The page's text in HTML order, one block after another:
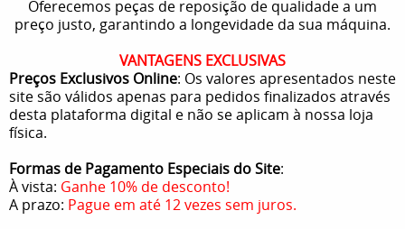
Oferecemos peças de reposição de qualidade a um
preço justo, garantindo a longevidade da sua máquina.
VANTAGENS EXCLUSIVAS
Preços Exclusivos Online: Os valores apresentados neste
site são válidos apenas para pedidos finalizados através
desta plataforma digital e não se aplicam à nossa loja
física.
Formas de Pagamento Especiais do Site:
À vista: Ganhe 10% de desconto!
A prazo: Pague em até 12 vezes sem juros.